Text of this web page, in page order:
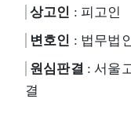
상고인 : 피고인
변호인 : 법무법
원심판결 : 서울
결